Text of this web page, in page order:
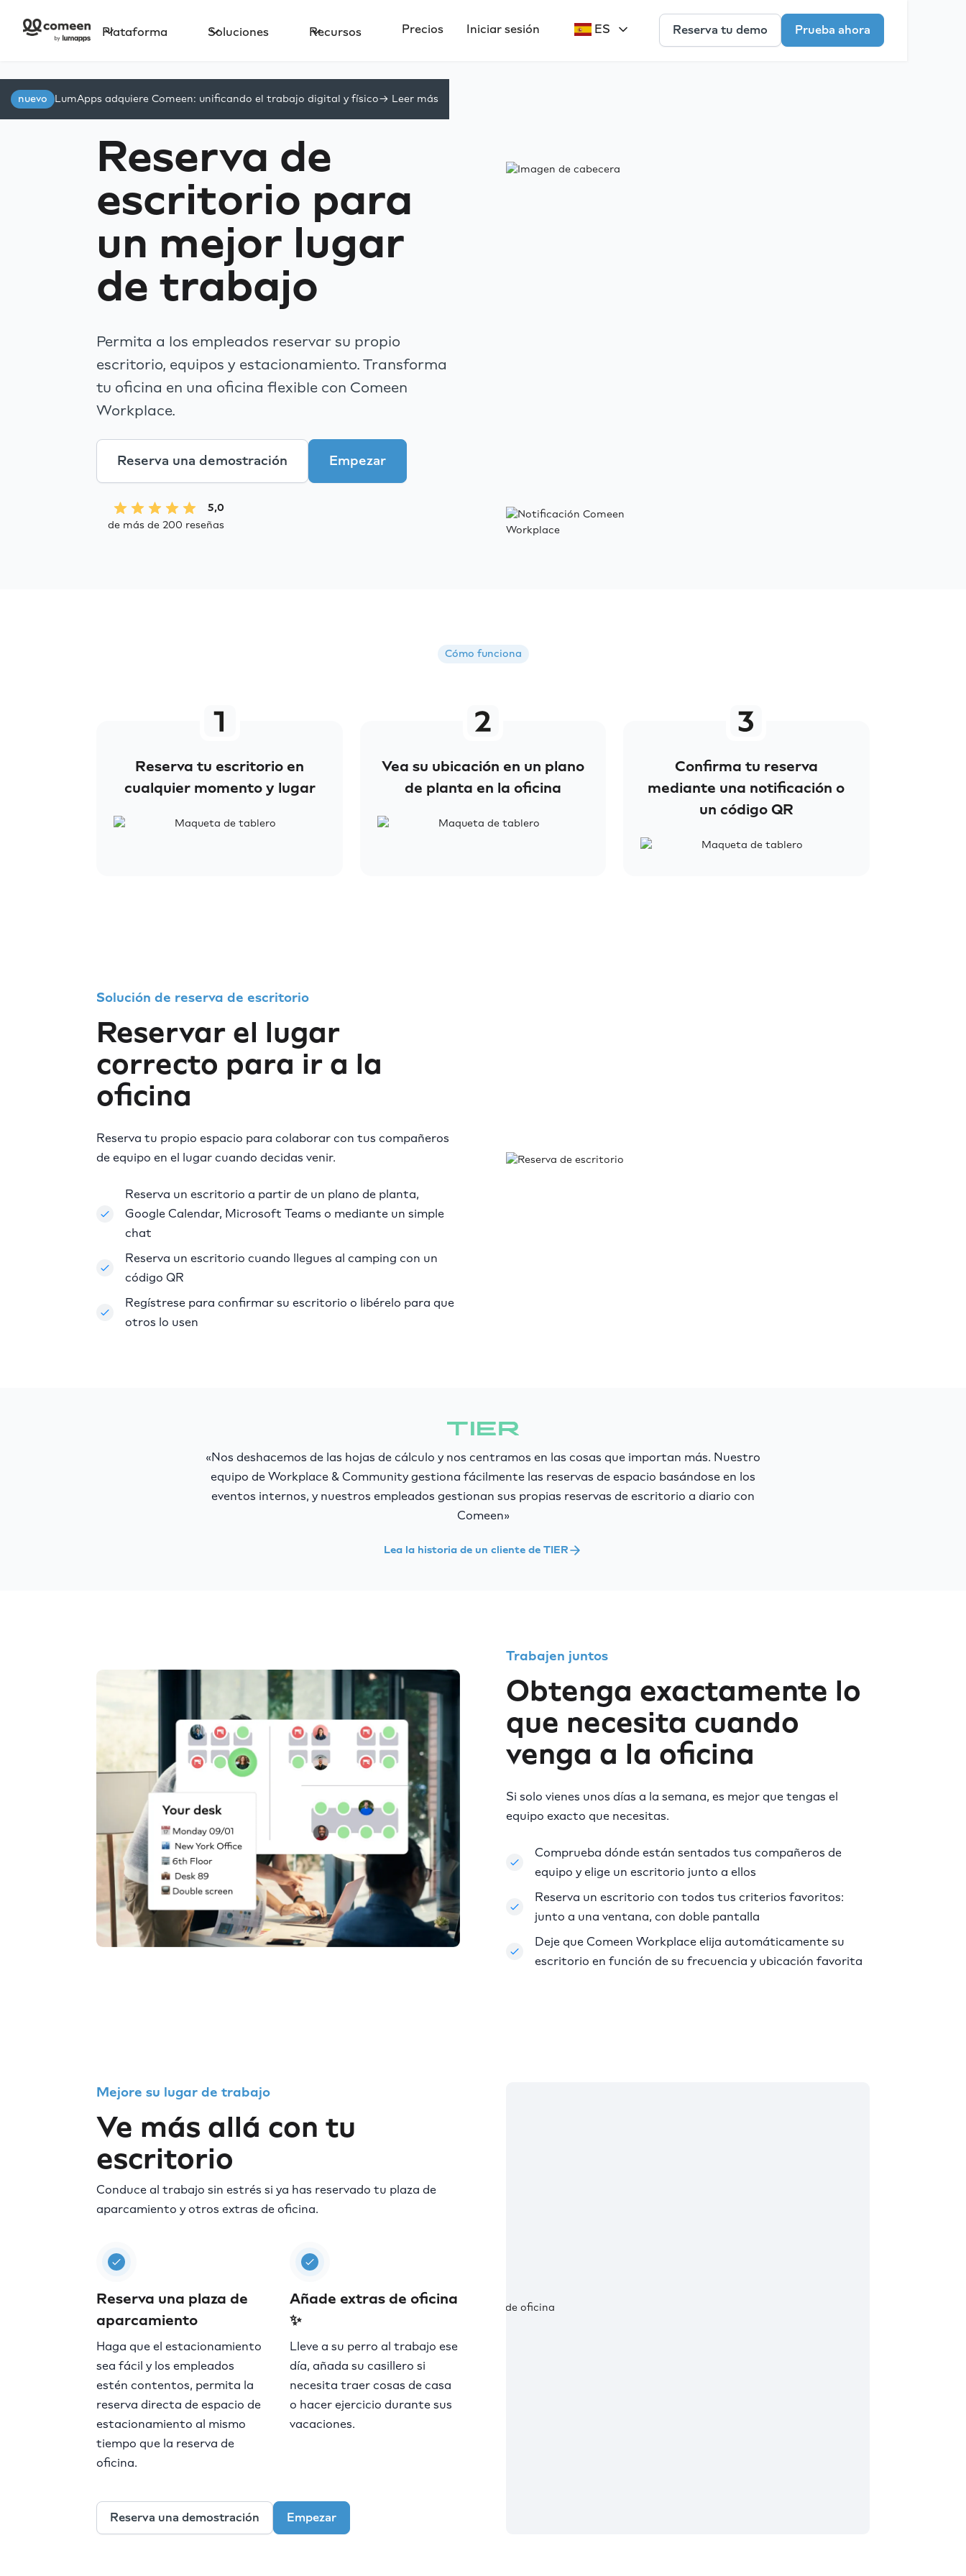
Plataforma Soluciones Recursos Precios Iniciar sesión ES Reserva tu demo Prueba ahora
nuevo LumApps adquiere Comeen: unificando el trabajo digital y físico-> Leer más
Reserva de
escritorio para
un mejor lugar
de trabajo
Permita a los empleados reservar su propio
escritorio, equipos y estacionamiento. Transforma
tu oficina en una oficina flexible con Comeen
Workplace.
Reserva una demostración Empezar
5,0
de más de 200 reseñas
Cómo funciona
Reserva tu escritorio en
cualquier momento y lugar
Vea su ubicación en un plano
de planta en la oficina
Confirma tu reserva
mediante una notificación o
un código QR
Solución de reserva de escritorio
Reservar el lugar
correcto para ir a la
oficina
Reserva tu propio espacio para colaborar con tus compañeros
de equipo en el lugar cuando decidas venir.
Reserva un escritorio a partir de un plano de planta,
Google Calendar, Microsoft Teams o mediante un simple
chat
Reserva un escritorio cuando llegues al camping con un
código QR
Regístrese para confirmar su escritorio o libérelo para que
otros lo usen
«Nos deshacemos de las hojas de cálculo y nos centramos en las cosas que importan más. Nuestro
equipo de Workplace & Community gestiona fácilmente las reservas de espacio basándose en los
eventos internos, y nuestros empleados gestionan sus propias reservas de escritorio a diario con
Comeen»
Lea la historia de un cliente de TIER
Trabajen juntos
Obtenga exactamente lo
que necesita cuando
venga a la oficina
Si solo vienes unos días a la semana, es mejor que tengas el
equipo exacto que necesitas.
Comprueba dónde están sentados tus compañeros de
equipo y elige un escritorio junto a ellos
Reserva un escritorio con todos tus criterios favoritos:
junto a una ventana, con doble pantalla
Deje que Comeen Workplace elija automáticamente su
escritorio en función de su frecuencia y ubicación favorita
Mejore su lugar de trabajo
Ve más allá con tu
escritorio
Conduce al trabajo sin estrés si ya has reservado tu plaza de
aparcamiento y otros extras de oficina.
Reserva una plaza de
aparcamiento
Haga que el estacionamiento
sea fácil y los empleados
estén contentos, permita la
reserva directa de espacio de
estacionamiento al mismo
tiempo que la reserva de
oficina.
Añade extras de oficina
✨
Lleve a su perro al trabajo ese
día, añada su casillero si
necesita traer cosas de casa
o hacer ejercicio durante sus
vacaciones.
Reserva una demostración Empezar